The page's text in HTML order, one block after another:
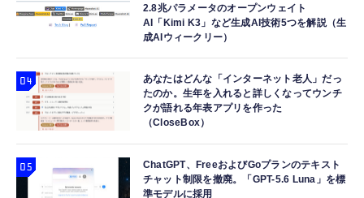
2.8兆パラメータのオープンウェイト
AI「Kimi K3」など生成AI技術5つを解説（生
成AIウィークリー）
あなたはどんな「インターネット老人」だっ
たのか。生年を入れると詳しくなってウンチ
クが語れる年表アプリを作った
（CloseBox）
ChatGPT、FreeおよびGoプランのテキスト
チャット制限を撤廃。「GPT-5.6 Luna」を標
準モデルに採用